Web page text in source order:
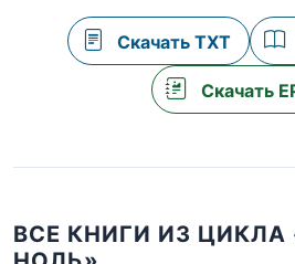
Скачать TXT
Скачать
ВСЕ КНИГИ ИЗ ЦИКЛА